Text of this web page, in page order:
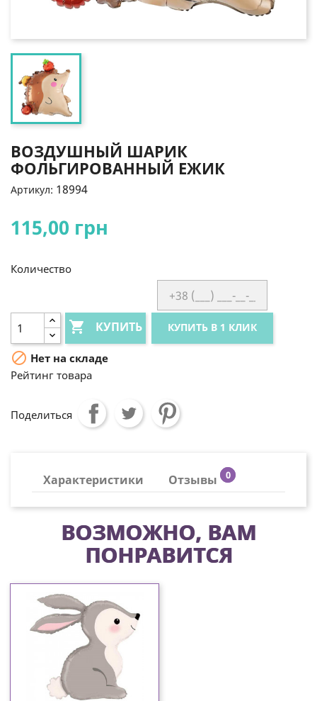
ВОЗДУШНЫЙ ШАРИК
ФОЛЬГИРОВАННЫЙ ЕЖИК
Артикул: 18994
115,00 грн
Количество
 КУПИТЬ КУПИТЬ В 1 КЛИК
 Нет на складе
Рейтинг товара
Поделиться
Характеристики Отзывы 0
ВОЗМОЖНО, ВАМ
ПОНРАВИТСЯ